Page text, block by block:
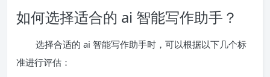
如何选择适合的 ai 智能写作助手？
选择合适的 ai 智能写作助手时，可以根据以下几个标
准进行评估：